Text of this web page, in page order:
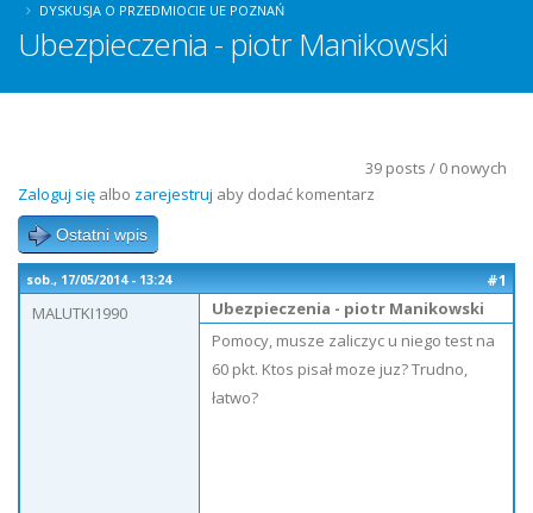
DYSKUSJA O PRZEDMIOCIE UE POZNAŃ
Ubezpieczenia - piotr Manikowski
39 posts / 0 nowych
Zaloguj się albo zarejestruj aby dodać komentarz
Ostatni wpis
sob., 17/05/2014 - 13:24
#1
MALUTKI1990
Ubezpieczenia - piotr Manikowski
Pomocy, musze zaliczyc u niego test na
60 pkt. Ktos pisał moze juz? Trudno,
łatwo?